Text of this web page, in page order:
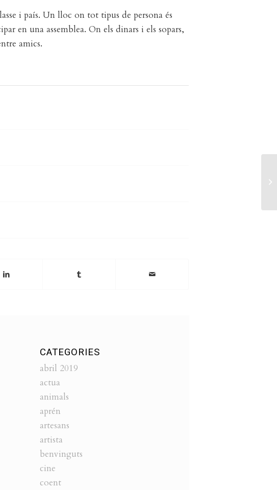
i país. Un lloc on tot tipus de persona és
en una assemblea. On els dinars i els sopars,
amics.
CATEGORIES
abril 2019
actua
animals
aprén
artesans
artista
benvinguts
cine
coent